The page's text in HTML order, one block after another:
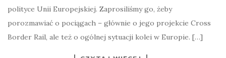
polityce Unii Europejskiej. Zaprosiliśmy go, żeby
porozmawiać o pociągach – głównie o jego projekcie Cross
Border Rail, ale też o ogólnej sytuacji kolei w Europie. […]